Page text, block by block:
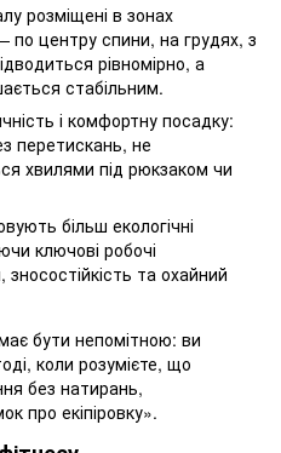
розміщені в зонах
по центру спини, на грудях, з
рівномірно, а
стабільним.
і комфортну посадку:
перетискань, не
хвилями під рюкзаком чи
більш екологічні
ключові робочі
та охайний
бути непомітною: ви
коли розумієте, що
без натирань,
про екіпіровку».